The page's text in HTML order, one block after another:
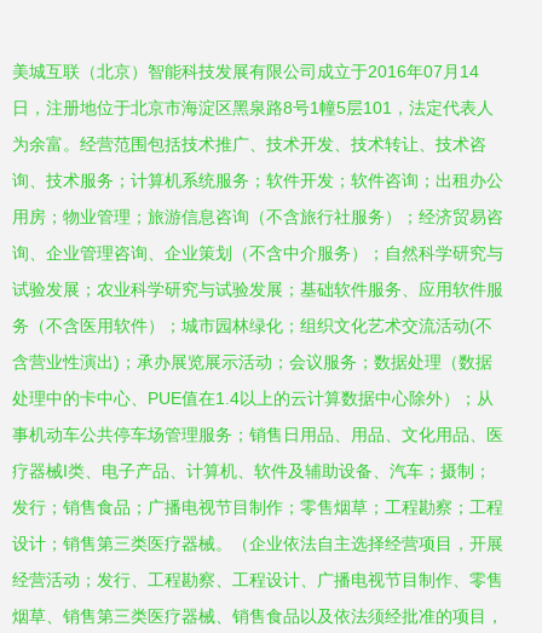
美城互联（北京）智能科技发展有限公司成立于2016年07月14
日，注册地位于北京市海淀区黑泉路8号1幢5层101，法定代表人
为余富。经营范围包括技术推广、技术开发、技术转让、技术咨
询、技术服务；计算机系统服务；软件开发；软件咨询；出租办公
用房；物业管理；旅游信息咨询（不含旅行社服务）；经济贸易咨
询、企业管理咨询、企业策划（不含中介服务）；自然科学研究与
试验发展；农业科学研究与试验发展；基础软件服务、应用软件服
务（不含医用软件）；城市园林绿化；组织文化艺术交流活动(不
含营业性演出)；承办展览展示活动；会议服务；数据处理（数据
处理中的卡中心、PUE值在1.4以上的云计算数据中心除外）；从
事机动车公共停车场管理服务；销售日用品、用品、文化用品、医
疗器械I类、电子产品、计算机、软件及辅助设备、汽车；摄制；
发行；销售食品；广播电视节目制作；零售烟草；工程勘察；工程
设计；销售第三类医疗器械。（企业依法自主选择经营项目，开展
经营活动；发行、工程勘察、工程设计、广播电视节目制作、零售
烟草、销售第三类医疗器械、销售食品以及依法须经批准的项目，